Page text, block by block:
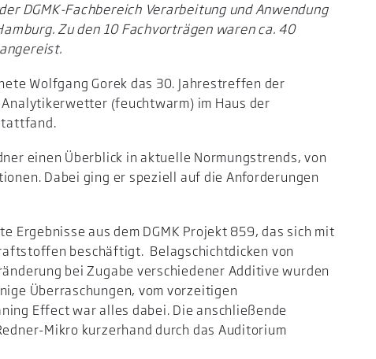
DGMK-Fachbereich Verarbeitung und Anwendung
Zu den 10 Fachvorträgen waren ca. 40
Wolfgang Gorek das 30. Jahrestreffen der
(feuchtwarm) im Haus der
einen Überblick in aktuelle Normungstrends, von
Dabei ging er speziell auf die Anforderungen
Ergebnisse aus dem DGMK Projekt 859, das sich mit
beschäftigt. Belagschichtdicken von
bei Zugabe verschiedener Additive wurden
Überraschungen, vom vorzeitigen
Effect war alles dabei. Die anschließende
Mikro kurzerhand durch das Auditorium